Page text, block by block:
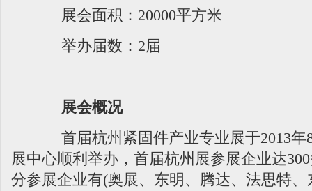
展会面积：20000平方米
举办届数：2届
展会概况
首届杭州紧固件产业专业展于2013年
展中心顺利举办，首届杭州展参展企业达
分参展企业有(奥展、东明、腾达、法思特